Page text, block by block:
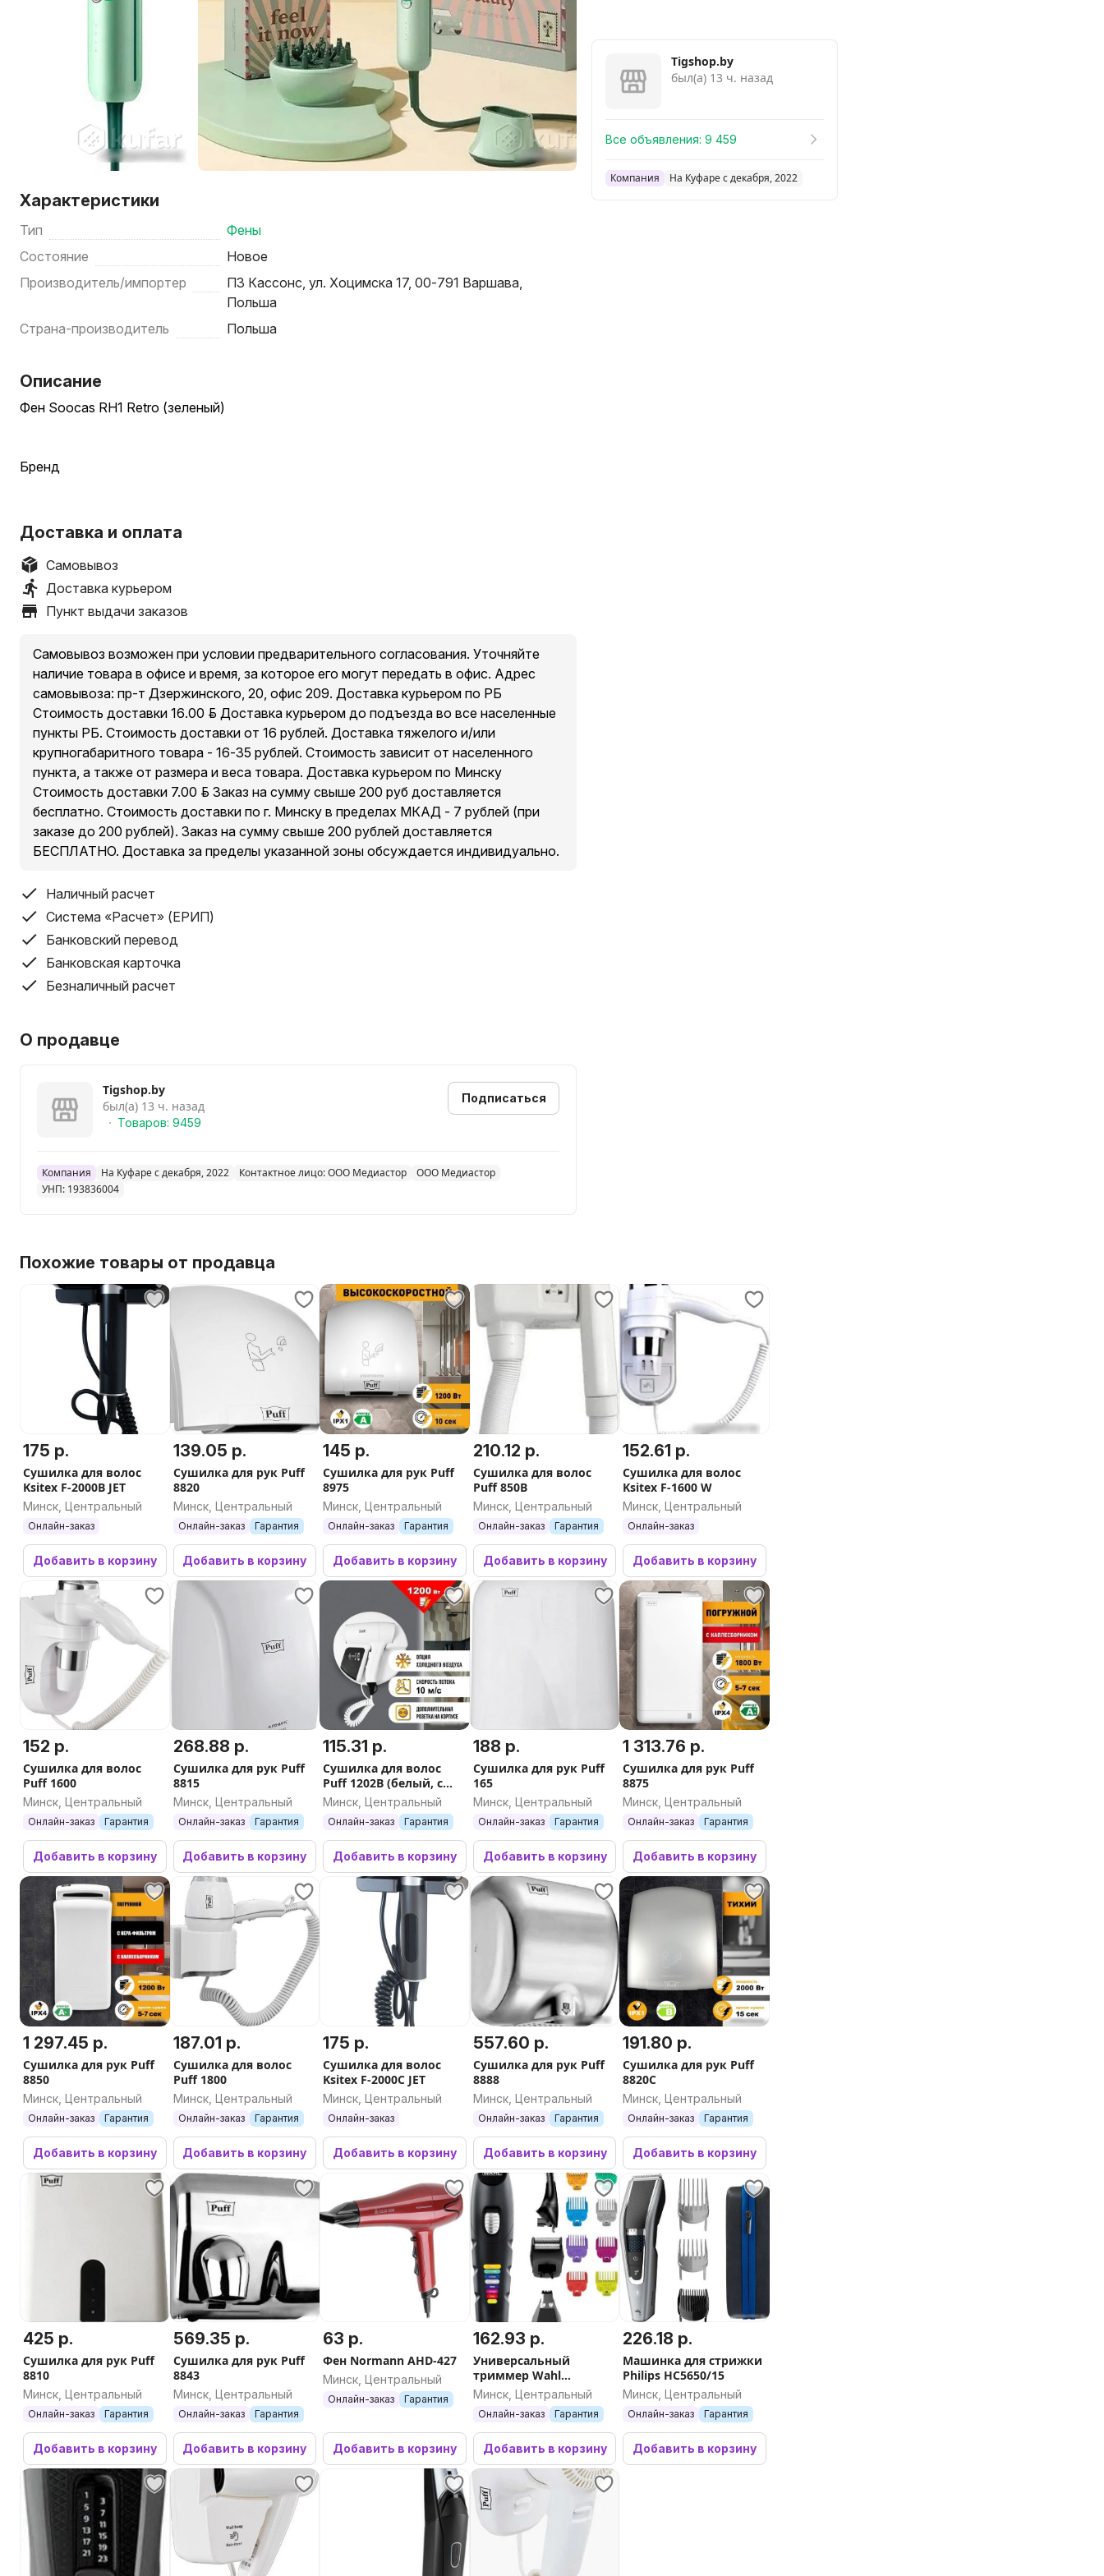
Характеристики
Тип
Фены
Состояние
Новое
Производитель/импортер
ПЗ Кассонс, ул. Хоцимска 17, 00-791 Варшава,
Польша
Страна-производитель
Польша
Описание
Фен Soocas RH1 Retro (зеленый)
Бренд
Тип фена
Стандартный фен
1600 Вт
Керамический нагревательный элемент
Нет
Регулировка воздушного потока
2 режима
Регулировка температуры
4 режима
Цвет
Зеленый
Ионизация
Защита волос от пересушивания
Режим TURBO
Нет
Защита от перегрева
Да
Профессиональный мотор
Комплектация
Количество насадок
Диффузор
Нет
Концентратор
Да
Круглая расчёска
Нет
Термощетка
Нет
Насадка для выпрямления
Нет
Гарантийное обслуживание
Страна происхождения (производства)
Китай
Доставка и оплата
Самовывоз
Доставка курьером
Пункт выдачи заказов
Самовывоз возможен при условии предварительного согласования. Уточняйте
наличие товара в офисе и время, за которое его могут передать в офис. Адрес
самовывоза: пр-т Дзержинского, 20, офис 209. Доставка курьером по РБ
Стоимость доставки 16.00 руб. Доставка курьером до подъезда во все населенные
пункты РБ. Стоимость доставки от 16 рублей. Доставка тяжелого и/или
крупногабаритного товара - 16-35 рублей. Стоимость зависит от населенного
пункта, а также от размера и веса товара. Доставка курьером по Минску
Стоимость доставки 7.00 руб. Заказ на сумму свыше 200 руб доставляется
бесплатно. Стоимость доставки по г. Минску в пределах МКАД - 7 рублей (при
заказе до 200 рублей). Заказ на сумму свыше 200 рублей доставляется
БЕСПЛАТНО. Доставка за пределы указанной зоны обсуждается индивидуально.
Наличный расчет
Система «Расчет» (ЕРИП)
Банковский перевод
Банковская карточка
Безналичный расчет
О продавце
Tigshop.by
был(а) 13 ч. назад
Товаров: 9459
Подписаться
Компания На Куфаре с декабря, 2022 Контактное лицо: ООО Медиастор
ООО Медиастор
УНП: 193836004
Похожие товары от продавца
175 р.
Сушилка для волос
Ksitex F-2000B JET
Минск, Центральный
Онлайн-заказ
Добавить в корзину
139.05 р.
Сушилка для рук Puff
8820
Минск, Центральный
Онлайн-заказ Гарантия
Добавить в корзину
145 р.
Сушилка для рук Puff
8975
Минск, Центральный
Онлайн-заказ Гарантия
Добавить в корзину
210.12 р.
Сушилка для волос
Puff 850B
Минск, Центральный
Онлайн-заказ Гарантия
Добавить в корзину
152.61 р.
Сушилка для волос
Ksitex F-1600 W
Минск, Центральный
Онлайн-заказ
Добавить в корзину
152 р.
Сушилка для волос
Puff 1600
Минск, Центральный
Онлайн-заказ Гарантия
Добавить в корзину
268.88 р.
Сушилка для рук Puff
8815
Минск, Центральный
Онлайн-заказ Гарантия
Добавить в корзину
115.31 р.
Сушилка для волос
Puff 1202B (белый, с
доп. розеткой)
Минск, Центральный
Онлайн-заказ Гарантия
Добавить в корзину
188 р.
Сушилка для рук Puff
165
Минск, Центральный
Онлайн-заказ Гарантия
Добавить в корзину
1 313.76 р.
Сушилка для рук Puff
8875
Минск, Центральный
Онлайн-заказ Гарантия
Добавить в корзину
1 297.45 р.
Сушилка для рук Puff
8850
Минск, Центральный
Онлайн-заказ Гарантия
Добавить в корзину
187.01 р.
Сушилка для волос
Puff 1800
Минск, Центральный
Онлайн-заказ Гарантия
Добавить в корзину
175 р.
Сушилка для волос
Ksitex F-2000C JET
Минск, Центральный
Онлайн-заказ
Добавить в корзину
557.60 р.
Сушилка для рук Puff
8888
Минск, Центральный
Онлайн-заказ Гарантия
Добавить в корзину
191.80 р.
Сушилка для рук Puff
8820C
Минск, Центральный
Онлайн-заказ Гарантия
Добавить в корзину
425 р.
Сушилка для рук Puff
8810
Минск, Центральный
Онлайн-заказ Гарантия
Добавить в корзину
569.35 р.
Сушилка для рук Puff
8843
Минск, Центральный
Онлайн-заказ Гарантия
Добавить в корзину
63 р.
Фен Normann AHD-427
Минск, Центральный
Онлайн-заказ Гарантия
Добавить в корзину
162.93 р.
Универсальный
триммер Wahl
09893.0464 Color Trim
Минск, Центральный
Онлайн-заказ Гарантия
Добавить в корзину
226.18 р.
Машинка для стрижки
Philips HC5650/15
Минск, Центральный
Онлайн-заказ Гарантия
Добавить в корзину
Tigshop.by
был(а) 13 ч. назад
Все объявления: 9 459
Компания На Куфаре с декабря, 2022